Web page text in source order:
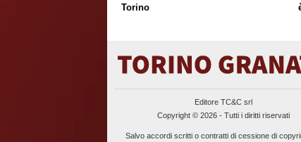
Torino
Editore TC&C srl
Copyright © 2026 - Tutti i diritti riservati
Salvo accordi scritti o contratti di cessione di